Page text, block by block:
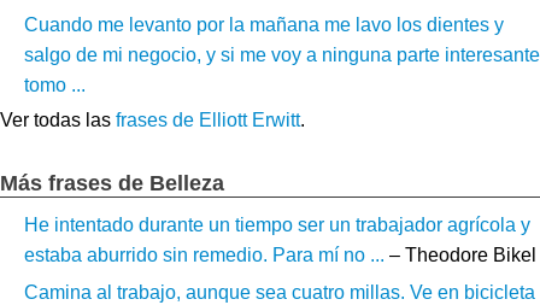
Cuando me levanto por la mañana me lavo los dientes y
salgo de mi negocio, y si me voy a ninguna parte interesante
tomo ...
Ver todas las frases de Elliott Erwitt.
Más frases de Belleza
He intentado durante un tiempo ser un trabajador agrícola y
estaba aburrido sin remedio. Para mí no ... – Theodore Bikel
Camina al trabajo, aunque sea cuatro millas. Ve en bicicleta